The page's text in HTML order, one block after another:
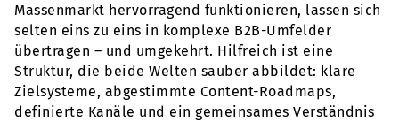
Massenmarkt hervorragend funktionieren, lassen sich
selten eins zu eins in komplexe B2B-Umfelder
übertragen – und umgekehrt. Hilfreich ist eine
Struktur, die beide Welten sauber abbildet: klare
Zielsysteme, abgestimmte Content-Roadmaps,
definierte Kanäle und ein gemeinsames Verständnis